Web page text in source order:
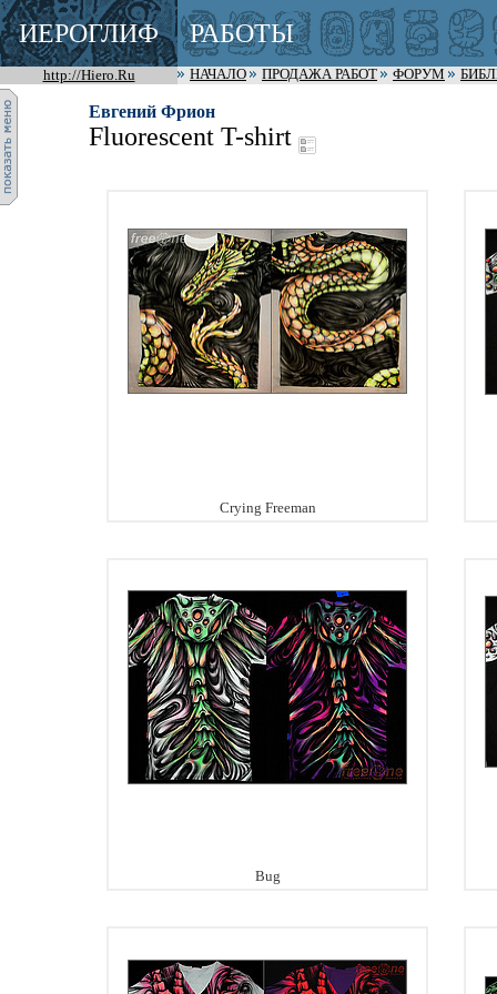
ИЕРОГЛИФ РАБОТЫ
http://Hiero.Ru НАЧАЛО ПРОДАЖА РАБОТ ФОРУМ
Евгений Фрион
Fluorescent T-shirt
Crying Freeman
Bug